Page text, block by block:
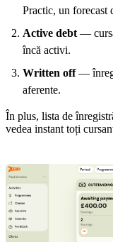
Practic, un forecast
Active debt —
încă activi.
Written off—
aferente.
În plus, lista de
vedea instant toți